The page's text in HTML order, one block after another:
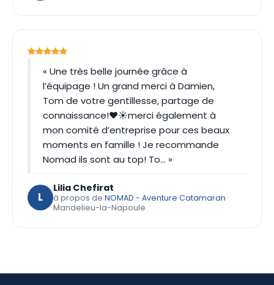
« Une très belle journée grâce à
l’équipage ! Un grand merci à Damien,
Tom de votre gentillesse, partage de
connaissance!❤️☀️merci également à
mon comité d’entreprise pour ces beaux
moments en famille ! Je recommande
Nomad ils sont au top! To… »
L
Lilia Chefirat
à propos de NOMAD - Aventure Catamaran ·
Mandelieu-la-Napoule